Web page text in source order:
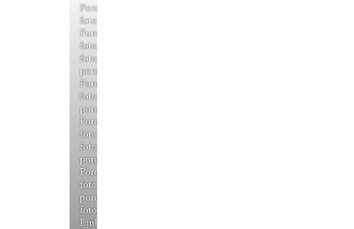
Poročno
fotografiranje,
Poročni
fotograf,
fotografiranje
porok,
Poročna
fotografija,
porocnifotograf,
Poročni
fotograf,
fotografiranje
porok,
Poročno
fotografiranje,
porocni
fotograf
Ljublljana